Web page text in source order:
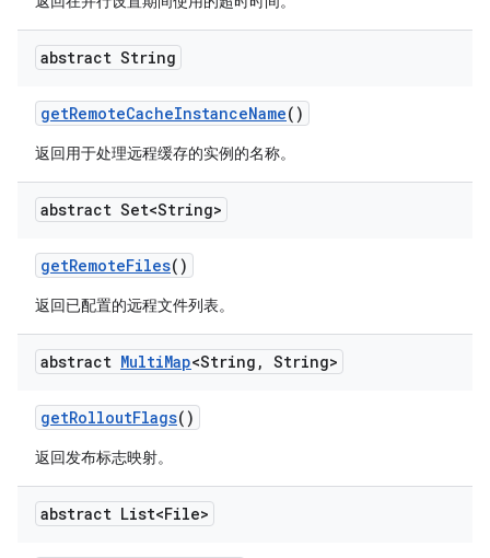
abstract String
getRemoteCacheInstanceName()
返回用于处理远程缓存的实例的名称。
abstract Set<String>
getRemoteFiles()
返回已配置的远程文件列表。
abstract MultiMap<String , String>
getRolloutFlags()
返回发布标志映射。
abstract List<File>